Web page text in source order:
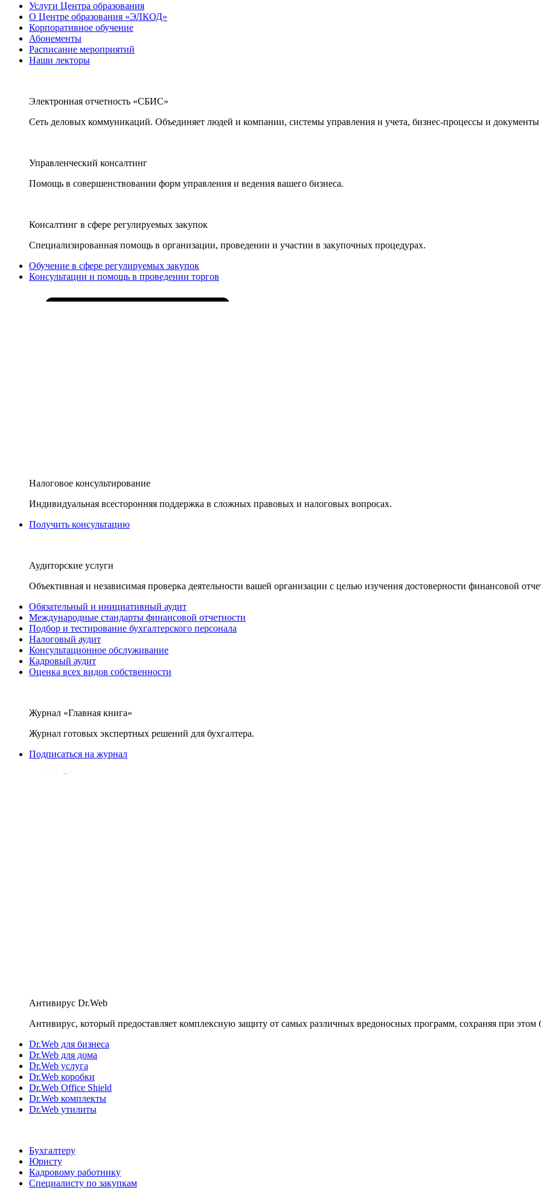
Услуги Центра образования
О Центре образования «ЭЛКОД»
Корпоративное обучение
Абонементы
Расписание мероприятий
Наши лекторы
Электронная отчетность «СБИС»
Сеть деловых коммуникаций. Объединяет людей и компании, системы управления и учета, бизнес-процессы и документы
Управленческий консалтинг
Помощь в совершенствовании форм управления и ведения вашего бизнеса.
Консалтинг в сфере регулируемых закупок
Специализированная помощь в организации, проведении и участии в закупочных процедурах.
Обучение в сфере регулируемых закупок
Консультации и помощь в проведении торгов
Налоговое консультирование
Индивидуальная всесторонняя поддержка в сложных правовых и налоговых вопросах.
Получить консультацию
Аудиторские услуги
Объективная и независимая проверка деятельности вашей организации с целью изучения достоверности финансовой
Обязательный и инициативный аудит
Международные стандарты финансовой отчетности
Подбор и тестирование бухгалтерского персонала
Налоговый аудит
Консультационное обслуживание
Кадровый аудит
Оценка всех видов собственности
Журнал «Главная книга»
Журнал готовых экспертных решений для бухгалтера.
Подписаться на журнал
Антивирус Dr.Web
Антивирус, который предоставляет комплексную защиту от самых различных вредоносных программ, сохраняя при этом
Dr.Web для бизнеса
Dr.Web для дома
Dr.Web услуга
Dr.Web коробки
Dr.Web Office Shield
Dr.Web комплекты
Dr.Web утилиты
Бухгалтеру
Юристу
Кадровому работнику
Специалисту по закупкам